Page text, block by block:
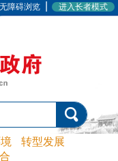
无障碍浏览 进入长者模式
转型发展